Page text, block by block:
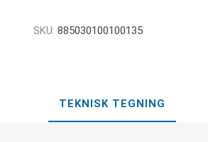
SKU: 885030100100135
TEKNISK TEGNING